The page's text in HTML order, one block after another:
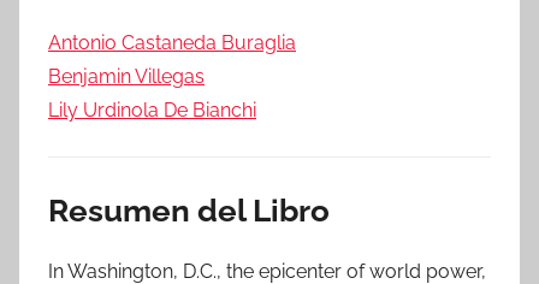
Antonio Castaneda Buraglia
Benjamin Villegas
Lily Urdinola De Bianchi
Resumen del Libro
In Washington, D.C., the epicenter of world power,